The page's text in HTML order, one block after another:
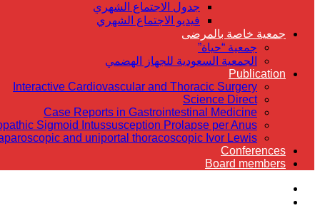
جدول الاجتماع الشهري
فيديو الاجتماع الشهري
جمعية خاصة بالمرضى
جمعية “حياة”
الجمعية السعودية للجهاز الهضمي
Publication
Interactive Cardiovascular and Thoracic Surgery
Science Direct
Case Reports in Gastrointestinal Medicine
Sigmoid Intussusception Prolapse per Anus
and uniportal thoracoscopic Ivor Lewis
Conferences
Board members